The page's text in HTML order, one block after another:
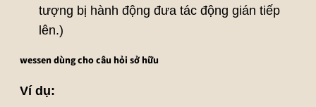
tượng bị hành động đưa tác động gián tiếp
lên.)
wessen dùng cho câu hỏi sở hữu
Ví dụ: